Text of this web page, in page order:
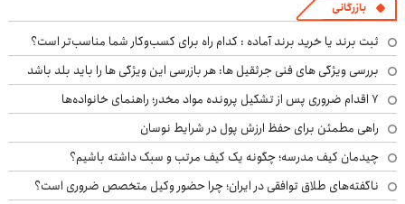
بازرگانی
ثبت برند یا خرید برند آماده : کدام راه برای کسب‌وکار شما مناسب‌تر است؟
بررسی ویژگی های فنی جرثقیل ها: هر بازرسی این ویژگی ها را باید بلد باشد
۷ اقدام ضروری پس از تشکیل پرونده مواد مخدر؛ راهنمای خانواده‌ها
راهی مطمئن برای حفظ ارزش پول در شرایط نوسان
چیدمان کیف مدرسه؛ چگونه یک کیف مرتب و سبک داشته باشیم؟
ناگفته‌های طلاق توافقی در ایران؛ چرا حضور وکیل متخصص ضروری است؟